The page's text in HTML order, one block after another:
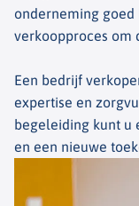
onderneming
verkoopproces om
Een bedrijf
expertise en
begeleiding kunt u
en een nieuwe